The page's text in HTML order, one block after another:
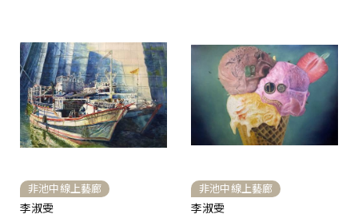
非池中線上藝廊
李淑雯
非池中線上藝廊
李淑雯